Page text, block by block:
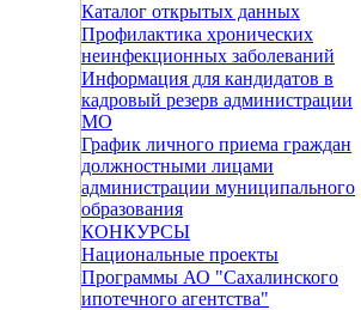
Каталог открытых данных
Профилактика хронических
неинфекционных заболеваний
Информация для кандидатов в
кадровый резерв администрации
МО
График личного приема граждан
должностными лицами
администрации муниципального
образования
КОНКУРСЫ
Национальные проекты
Программы АО "Сахалинского
ипотечного агентства"